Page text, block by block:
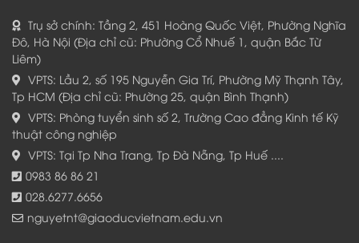
Trụ sở chính: Tầng 2, 451 Hoàng Quốc Việt, Phường Nghĩa
Đô, Hà Nội (Địa chỉ cũ: Phường Cổ Nhuế 1, quận Bắc Từ
Liêm)
VPTS: Lầu 2, số 195 Nguyễn Gia Trí, Phường Mỹ Thạnh Tây,
Tp HCM (Địa chỉ cũ: Phường 25, quận Bình Thạnh)
VPTS: Phòng tuyển sinh số 2, Trường Cao đẳng Kinh tế Kỹ
thuật công nghiệp
VPTS: Tại Tp Nha Trang, Tp Đà Nẵng, Tp Huế ....
0983 86 86 21
028.6277.6656
nguyetnt@giaoducvietnam.edu.vn